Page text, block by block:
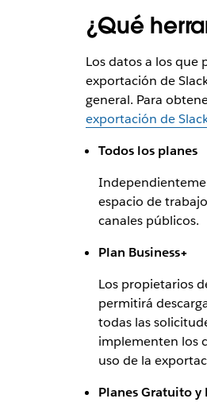
¿Qué
Los datos a los que
exportación de
general. Para
exportación de
Todos los planes
espacio de
canales públicos.
Plan Business+
Los propietarios
permitirá
todas las
implementen los
uso de la
Planes Gratuito y